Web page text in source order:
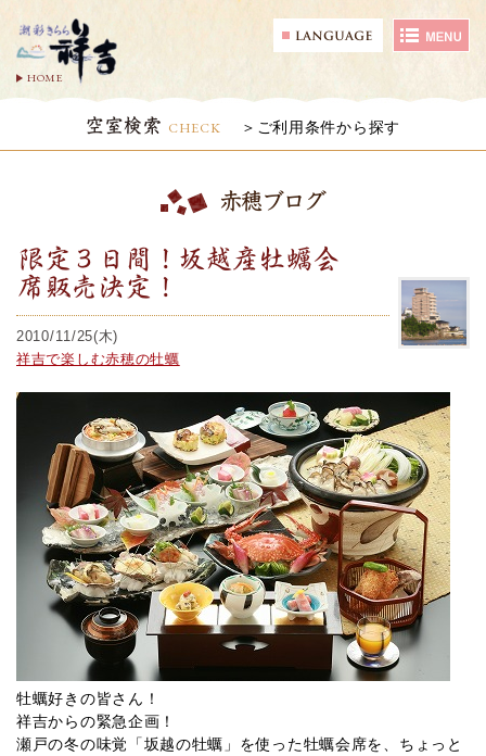
HOME
空室検索 CHECK ご利用条件から探す
赤穂ブログ
限定３日間！坂越産牡蠣会
席販売決定！
2010/11/25(木)
祥吉で楽しむ赤穂の牡蠣
牡蠣好きの皆さん！
祥吉からの緊急企画！
瀬戸の冬の味覚「坂越の牡蠣」を使った牡蠣会席を、ちょっと